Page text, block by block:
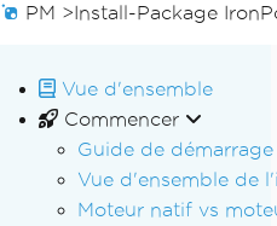
PM >Install-Package
Vue d'ensemble
Commencer
Guide de
Vue d'ensemble de
Moteur natif vs